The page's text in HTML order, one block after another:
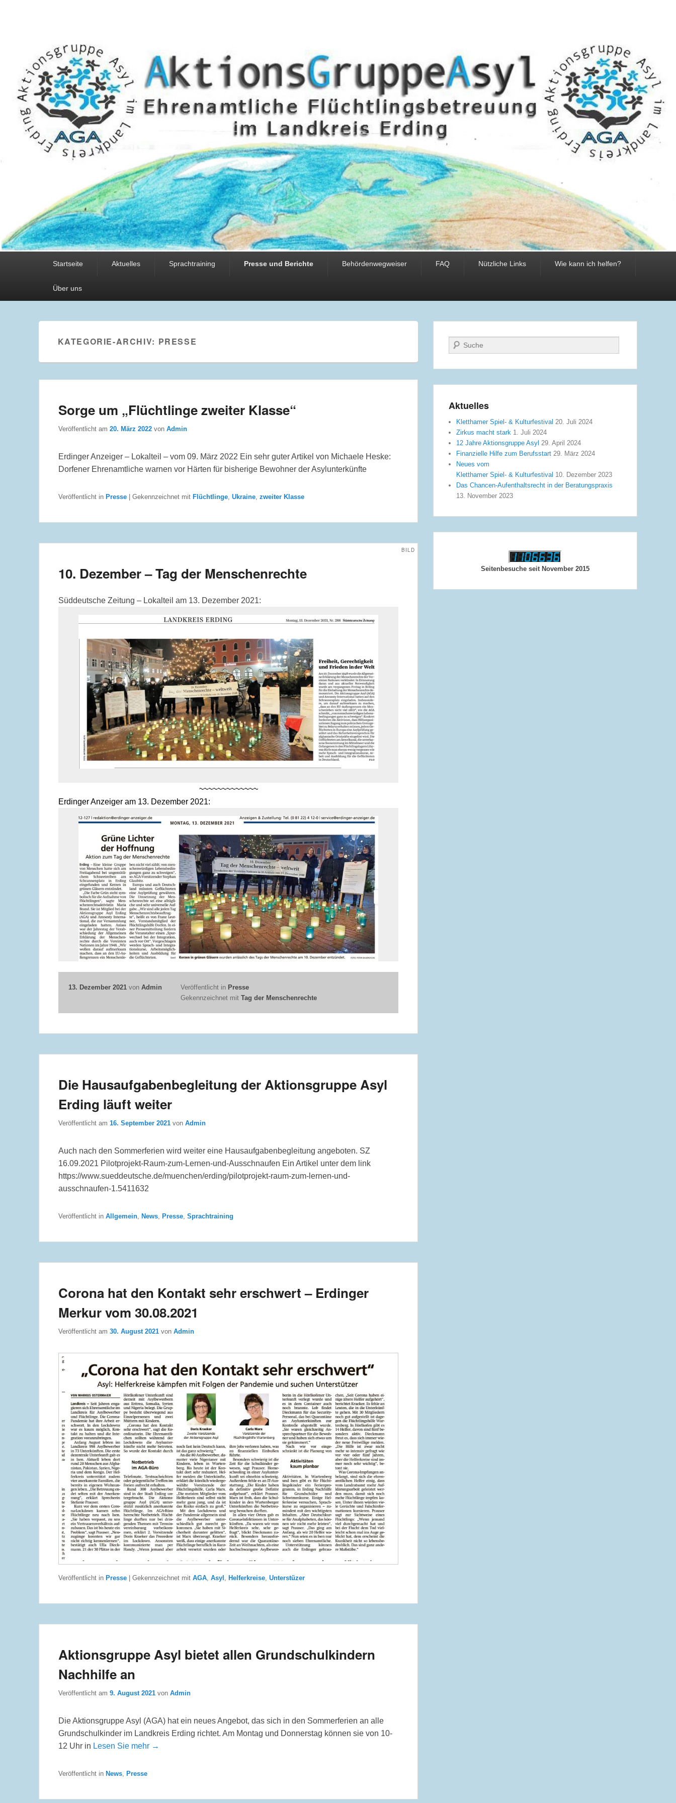
Startseite Aktuelles Sprachtraining Presse und Berichte Behördenwegweiser FAQ Nützliche Links Wie kann ich helfen?
Über uns
KATEGORIE-ARCHIV: PRESSE
Sorge um „Flüchtlinge zweiter Klasse“
Veröffentlicht am 20. März 2022 von Admin
Erdinger Anzeiger – Lokalteil – vom 09. März 2022 Ein sehr guter Artikel von Michaele Heske:
Dorfener Ehrenamtliche warnen vor Härten für bisherige Bewohner der Asylunterkünfte
Veröffentlicht in Presse Gekennzeichnet mit Flüchtlinge, Ukraine, zweiter Klasse
10. Dezember – Tag der Menschenrechte
BILD
Süddeutsche Zeitung – Lokalteil am 13. Dezember 2021:
~~~~~~~~~~~~~
Erdinger Anzeiger am 13. Dezember 2021:
13. Dezember 2021 von Admin Veröffentlicht in Presse
Gekennzeichnet mit Tag der Menschenrechte
Die Hausaufgabenbegleitung der Aktionsgruppe Asyl
Erding läuft weiter
Veröffentlicht am 16. September 2021 von Admin
Auch nach den Sommerferien wird weiter eine Hausaufgabenbegleitung angeboten. SZ
16.09.2021 Pilotprojekt-Raum-zum-Lernen-und-Ausschnaufen Ein Artikel unter dem link
https://www.sueddeutsche.de/muenchen/erding/pilotprojekt-raum-zum-lernen-und-
ausschnaufen-1.5411632
Veröffentlicht in Allgemein News Presse Sprachtraining
Corona hat den Kontakt sehr erschwert – Erdinger
Merkur vom 30.08.2021
Veröffentlicht am 30. August 2021 von Admin
Veröffentlicht in Presse Gekennzeichnet mit AGA Asyl Helferkreise Unterstüzer
Aktionsgruppe Asyl bietet allen Grundschulkindern
Nachhilfe an
Veröffentlicht am 9. August 2021 von Admin
Die Aktionsgruppe Asyl (AGA) hat ein neues Angebot, das sich in den Sommerferien an alle
Grundschulkinder im Landkreis Erding richtet. Am Montag und Donnerstag können sie von 10-
12 Uhr in Lesen Sie mehr →
Veröffentlicht in News Presse
Suche
Aktuelles
Kletthamer Spiel- & Kulturfestival 20. Juli 2024
Zirkus macht stark 1. Juli 2024
12 Jahre Aktionsgruppe Asyl 29. April 2024
Finanzielle Hilfe zum Berufsstart 29. März 2024
Neues vom
Kletthamer Spiel- & Kulturfestival 10. Dezember 2023
Das Chancen-Aufenthaltsrecht in der Beratungspraxis
13. November 2023
Seitenbesuche seit November 2015